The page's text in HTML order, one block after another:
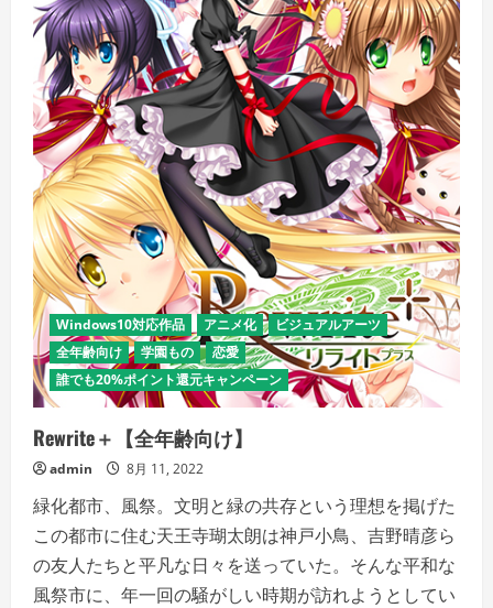
Windows10対応作品 アニメ化
ビジュアルアーツ
全年齢向け
学園もの
恋愛
誰でも20%ポイント還元キャンペーン
Rewrite＋【全年齢向け】
admin 8月 11, 2022
緑化都市、風祭。文明と緑の共存という理想を掲げた
この都市に住む天王寺瑚太朗は神戸小鳥、吉野晴彦ら
の友人たちと平凡な日々を送っていた。そんな平和な
風祭市に、年一回の騒がしい時期が訪れようとしてい